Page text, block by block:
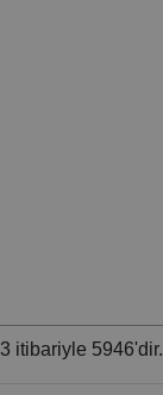
itibariyle 5946'dir.